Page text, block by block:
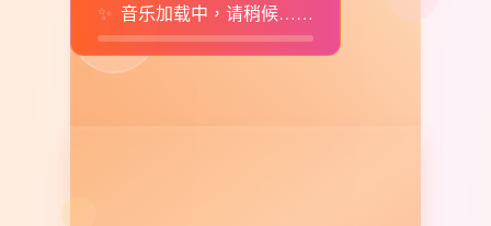
♫
✨ 音乐加载中，请稍候……